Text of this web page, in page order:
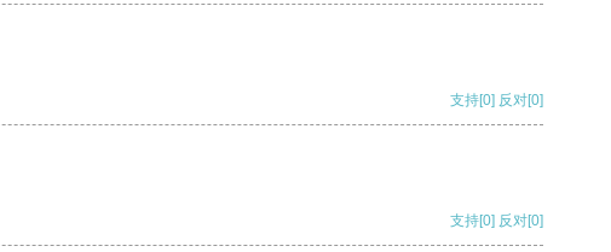
支持[0] 反对[0]
支持[0] 反对[0]